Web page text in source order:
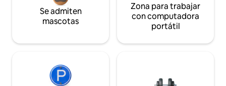
Se admiten
mascotas
Zona para trabajar
con computadora
portátil